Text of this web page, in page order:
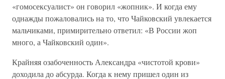
«гомосексуалист» он говорил «жопник». И когда ему
однажды пожаловались на то, что Чайковский увлекается
мальчиками, примирительно ответил: «В России жоп
много, а Чайковский один».
Крайняя озабоченность Александра «чистотой крови»
доходила до абсурда. Когда к нему пришел один из